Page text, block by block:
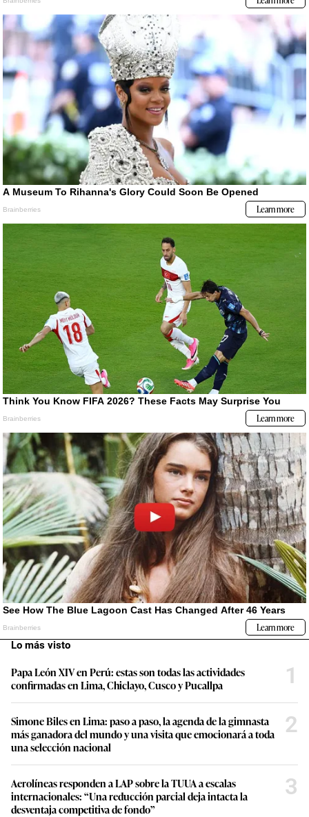
Lo más visto
Papa León XIV en Perú: estas son todas las actividades
confirmadas en Lima, Chiclayo, Cusco y Pucallpa
1
Simone Biles en Lima: paso a paso, la agenda de la gimnasta
más ganadora del mundo y una visita que emocionará a toda
una selección nacional
2
Aerolíneas responden a LAP sobre la TUUA a escalas
internacionales: “Una reducción parcial deja intacta la
desventaja competitiva de fondo”
3